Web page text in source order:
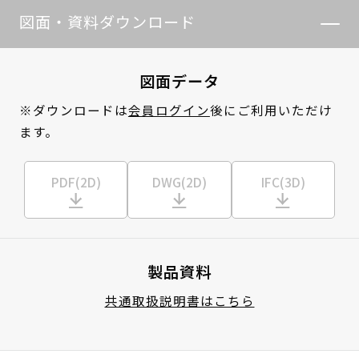
図面・資料ダウンロード
図面データ
※ダウンロードは会員ログイン後にご利用いただけ
ます。
PDF(2D) DWG(2D) IFC(3D)
製品資料
共通取扱説明書はこちら